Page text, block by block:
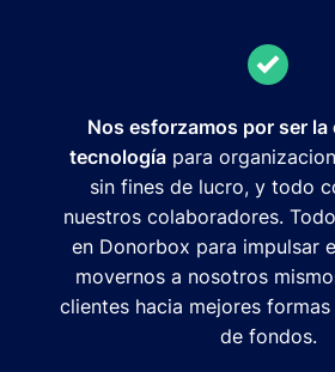
Nos esforzamos por ser la
tecnología para
sin fines de lucro, y todo
nuestros colaboradores.
en Donorbox para impulsar
movernos a nosotros
clientes hacia mejores
de fondos.